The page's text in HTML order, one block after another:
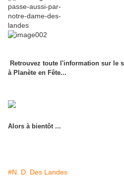
Retrouvez toute l'information sur le
à Planète en Fête...
Alors à bientôt ...
#N. D. Des Landes